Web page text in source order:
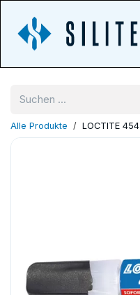
Alle Produkte LOCTITE 454